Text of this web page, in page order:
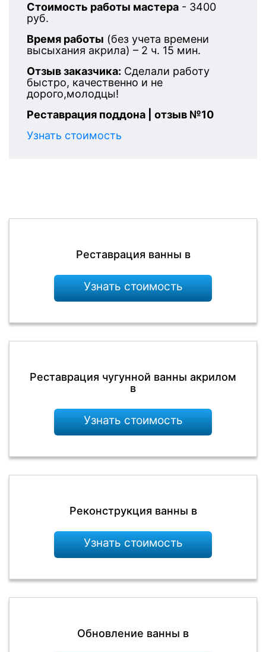
Стоимость работы мастера - 3400
руб.
Время работы (без учета времени
высыхания акрила) – 2 ч. 15 мин.
Отзыв заказчика: Сделали работу
быстро, качественно и не
дорого,молодцы!
Реставрация поддона | отзыв №10
Узнать стоимость
Реставрация ванны в
Узнать стоимость
Реставрация чугунной ванны акрилом
в
Узнать стоимость
Реконструкция ванны в
Узнать стоимость
Обновление ванны в